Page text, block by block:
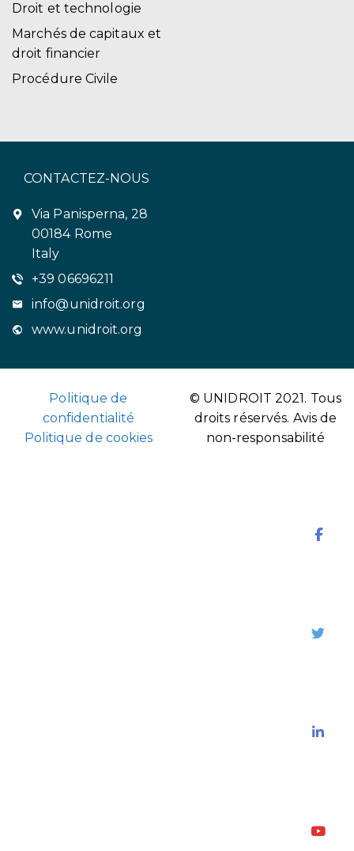
Droit et technologie
Marchés de capitaux et
droit financier
Procédure Civile
CONTACTEZ-NOUS
Via Panisperna, 28
00184 Rome
Italy
+39 06696211
info@unidroit.org
www.unidroit.org
Politique de
confidentialité
Politique de cookies
© UNIDROIT 2021. Tous
droits réservés. Avis de
non-responsabilité